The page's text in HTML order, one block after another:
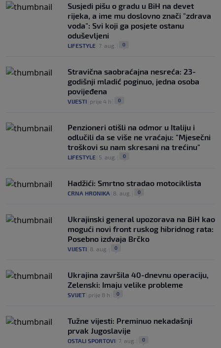
Susjedi pišu o gradu u BiH na devet
rijeka, a ime mu doslovno znači "zdrava
voda": Svi koji ga posjete ostanu
oduševljeni
LIFESTYLE 7. aug. 0
Stravična saobraćajna nesreća: 23-
godišnji mladić poginuo, jedna osoba
povijeđena
VIJESTI prije 4 h 0
Penzioneri otišli na odmor u Italiju i
odlučili da se više ne vraćaju: "Mjesečni
troškovi su nam skresani na trećinu"
LIFESTYLE 5. aug. 0
Hadžići: Smrtno stradao motociklista
CRNA HRONIKA 8. aug. 0
Ukrajinski general upozorava na BiH kao
mogući novi front ruskog hibridnog rata:
Posebno izdvaja Brčko
VIJESTI 8. aug. 0
Ukrajina završila 40-dnevnu operaciju,
Zelenski: Imaju velike probleme
SVIJET prije 8 h 0
Tužne vijesti: Preminuo nekadašnji
prvak Jugoslavije
OSTALI SPORTOVI 7. aug. 0